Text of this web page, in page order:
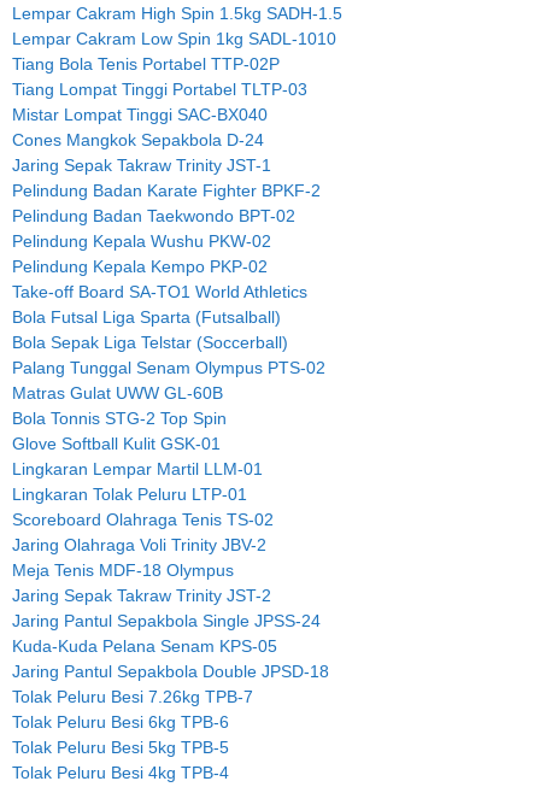
Lempar Cakram High Spin 1.5kg SADH-1.5
Lempar Cakram Low Spin 1kg SADL-1010
Tiang Bola Tenis Portabel TTP-02P
Tiang Lompat Tinggi Portabel TLTP-03
Mistar Lompat Tinggi SAC-BX040
Cones Mangkok Sepakbola D-24
Jaring Sepak Takraw Trinity JST-1
Pelindung Badan Karate Fighter BPKF-2
Pelindung Badan Taekwondo BPT-02
Pelindung Kepala Wushu PKW-02
Pelindung Kepala Kempo PKP-02
Take-off Board SA-TO1 World Athletics
Bola Futsal Liga Sparta (Futsalball)
Bola Sepak Liga Telstar (Soccerball)
Palang Tunggal Senam Olympus PTS-02
Matras Gulat UWW GL-60B
Bola Tonnis STG-2 Top Spin
Glove Softball Kulit GSK-01
Lingkaran Lempar Martil LLM-01
Lingkaran Tolak Peluru LTP-01
Scoreboard Olahraga Tenis TS-02
Jaring Olahraga Voli Trinity JBV-2
Meja Tenis MDF-18 Olympus
Jaring Sepak Takraw Trinity JST-2
Jaring Pantul Sepakbola Single JPSS-24
Kuda-Kuda Pelana Senam KPS-05
Jaring Pantul Sepakbola Double JPSD-18
Tolak Peluru Besi 7.26kg TPB-7
Tolak Peluru Besi 6kg TPB-6
Tolak Peluru Besi 5kg TPB-5
Tolak Peluru Besi 4kg TPB-4